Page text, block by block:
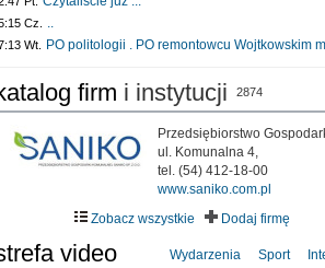
Cz. ..
Wt. PO politologii . PO remontowcu Wojtkowskim
firm i instytucji 2874
Przedsiębiorstwo
ul. Komunalna 4,
tel. (54) 412-18-00
www.saniko.com.pl
Zobacz wszystkie
Dodaj firmę
video Wydarzenia Sport